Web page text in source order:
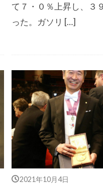
て７・０％上昇し、３
った。ガソリ […]
2021年10月4日